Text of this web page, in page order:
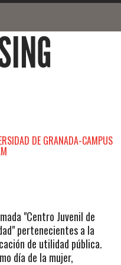
DE GRANADA-CAMPUS
"Centro Juvenil de
pertenecientes a la
de utilidad pública.
día de la mujer,